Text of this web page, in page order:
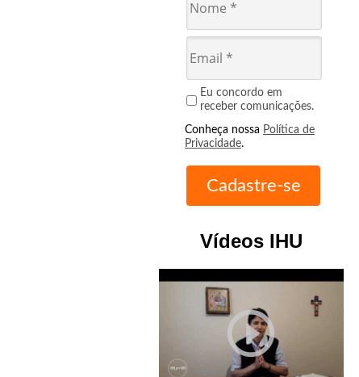
Eu concordo em
receber comunicações.
Conheça nossa Política de
Privacidade.
Vídeos IHU
play_circle_outline